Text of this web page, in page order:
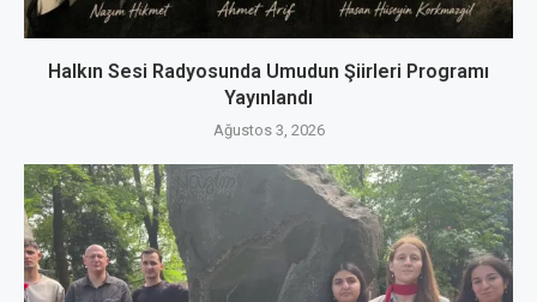
Halkın Sesi Radyosunda Umudun Şiirleri Programı
Yayınlandı
Ağustos 3, 2026